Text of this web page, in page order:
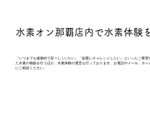
「いつまでも健康的で若々しくいたい」「副業にチャレンジしたい」といったご要
た水素の物販を行うほか、水素体験の運営も行っております。お電話やメール、ホ
にご相談ください。
水素オン那覇店内で水素体験